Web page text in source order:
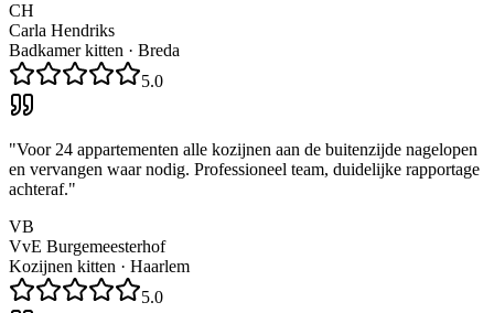
CH
Carla Hendriks
Badkamer kitten · Breda
5.0
"Voor 24 appartementen alle kozijnen aan de buitenzijde nagelopen
en vervangen waar nodig. Professioneel team, duidelijke rapportage
achteraf."
VB
VvE Burgemeesterhof
Kozijnen kitten · Haarlem
5.0